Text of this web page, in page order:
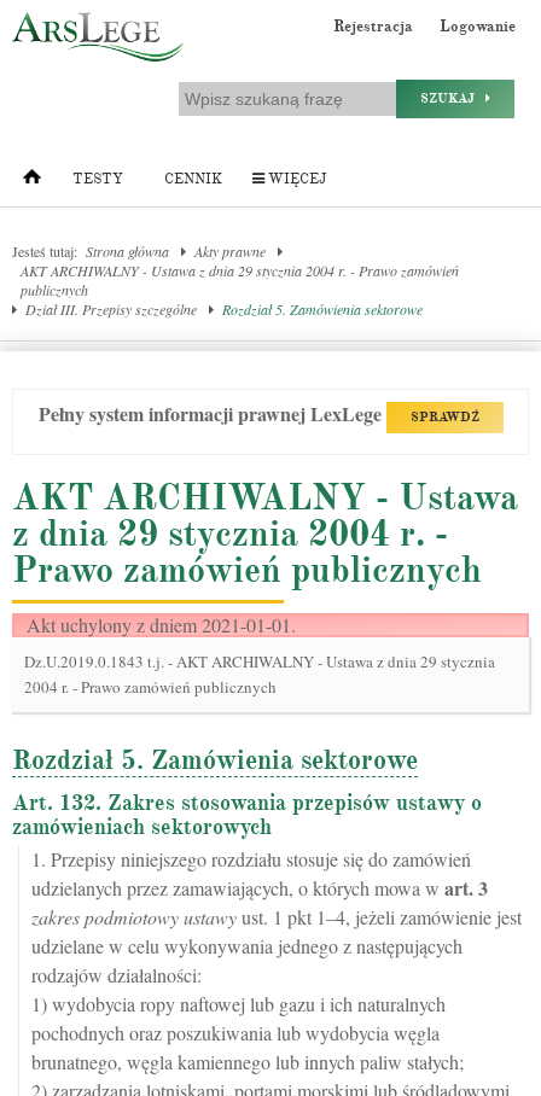
Rejestracja Logowanie
SZUKAJ
TESTY CENNIK WIĘCEJ
Jesteś tutaj: Strona główna
Akty prawne
AKT ARCHIWALNY - Ustawa z dnia 29 stycznia 2004 r. - Prawo zamówień
publicznych
Dział III. Przepisy szczególne
Rozdział 5. Zamówienia sektorowe
Pełny system informacji prawnej LexLege SPRAWDŹ
AKT ARCHIWALNY - Ustawa
z dnia 29 stycznia 2004 r. -
Prawo zamówień publicznych
Akt uchylony z dniem 2021-01-01.
Dz.U.2019.0.1843 t.j.-AKT ARCHIWALNY - Ustawa z dnia 29 stycznia
2004 r. - Prawo zamówień publicznych
Rozdział 5. Zamówienia sektorowe
Art. 132. Zakres stosowania przepisów ustawy o
zamówieniach sektorowych
1. Przepisy niniejszego rozdziału stosuje się do zamówień
udzielanych przez zamawiających, o których mowa w art.3
zakres podmiotowy ustawyust. 1 pkt 1–4, jeżeli zamówienie jest
udzielane w celu wykonywania jednego z następujących
rodzajów działalności:
1) wydobycia ropy naftowej lub gazu i ich naturalnych
pochodnych oraz poszukiwania lub wydobycia węgla
brunatnego, węgla kamiennego lub innych paliw stałych;
2) zarządzania lotniskami, portami morskimi lub śródlądowymi